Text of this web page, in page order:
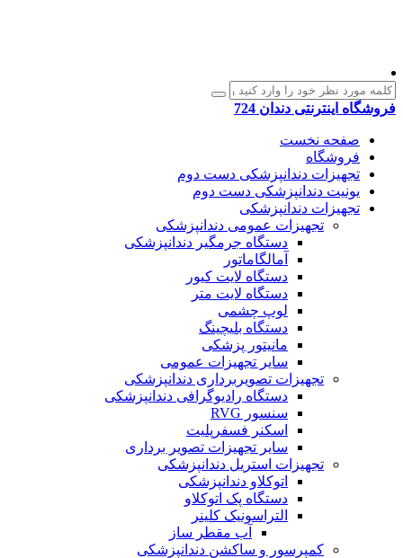
فروشگاه اینترنتی دندان 724
صفحه نخست
فروشگاه
تجهیزات دندانپزشکی دست دوم
یونیت دندانپزشکی دست دوم
تجهیزات دندانپزشکی
تجهیزات عمومی دندانپزشکی
دستگاه جرمگیر دندانپزشکی
آمالگاماتور
دستگاه لایت کیور
دستگاه لایت متر
لوپ چشمی
دستگاه بلیچینگ
مانیتور پزشکی
سایر تجهیزات عمومی
تجهیزات تصویربرداری دندانپزشکی
دستگاه رادیوگرافی دندانپزشکی
سنسور RVG
اسکنر فسفرپلیت
سایر تجهیزات تصویر برداری
تجهیزات استریل دندانپزشکی
اتوکلاو دندانپزشکی
دستگاه پک اتوکلاو
التراسونیک کلینر
آب مقطر ساز
کمپرسور و ساکشن دندانپزشکی